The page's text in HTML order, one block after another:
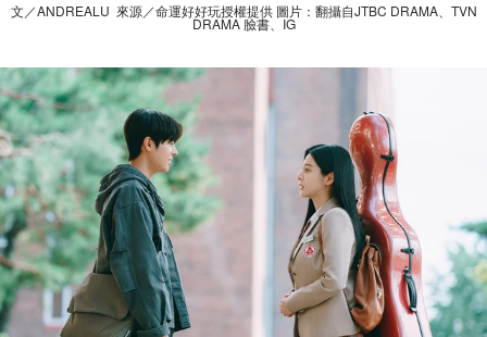
文／ANDREALU 來源／命運好好玩授權提供 圖片：翻攝自JTBC DRAMA、TVN
DRAMA 臉書、IG